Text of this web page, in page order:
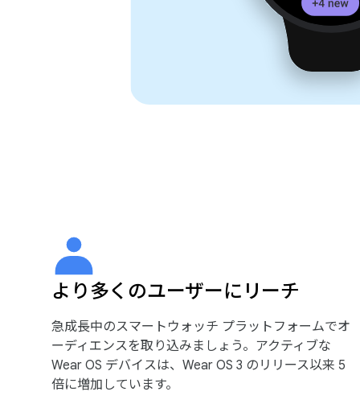
より多くのユーザーにリーチ
急成長中のスマートウォッチ プラットフォームでオ
ーディエンスを取り込みましょう。アクティブな
Wear OS デバイスは、Wear OS 3 のリリース以来 5
倍に増加しています。